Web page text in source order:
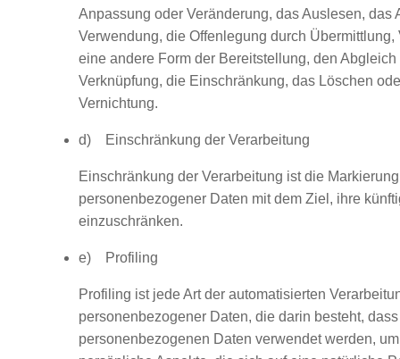
Anpassung oder Veränderung, das Auslesen, das
Verwendung, die Offenlegung durch Übermittlung,
eine andere Form der Bereitstellung, den Abgleich
Verknüpfung, die Einschränkung, das Löschen
Vernichtung.
d) Einschränkung der Verarbeitung
Einschränkung der Verarbeitung ist die
personenbezogener Daten mit dem Ziel, ihre
einzuschränken.
e) Profiling
Profiling ist jede Art der automatisierten
personenbezogener Daten, die darin besteht,
personenbezogenen Daten verwendet werden,